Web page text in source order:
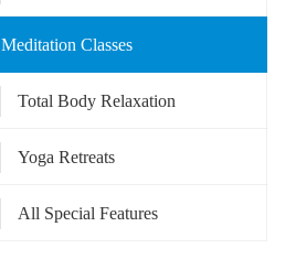
Meditation Classes
Total Body Relaxation
Yoga Retreats
All Special Features